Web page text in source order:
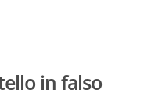
in falso